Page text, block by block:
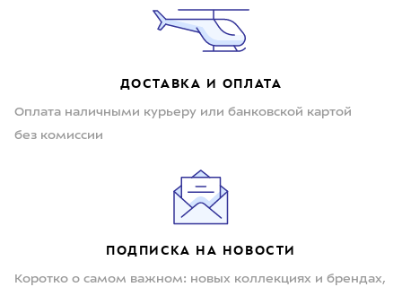
ДОСТАВКА И ОПЛАТА
Оплата наличными курьеру или банковской картой
без комиссии
ПОДПИСКА НА НОВОСТИ
Коротко о самом важном: новых коллекциях и брендах,